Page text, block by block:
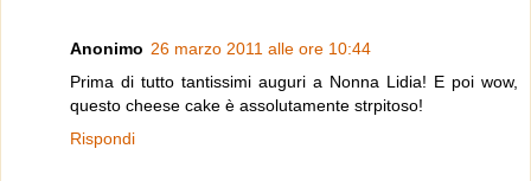
Anonimo 26 marzo 2011 alle ore 10:44
Prima di tutto tantissimi auguri a Nonna Lidia! E poi wow,
questo cheese cake è assolutamente strpitoso!
Rispondi